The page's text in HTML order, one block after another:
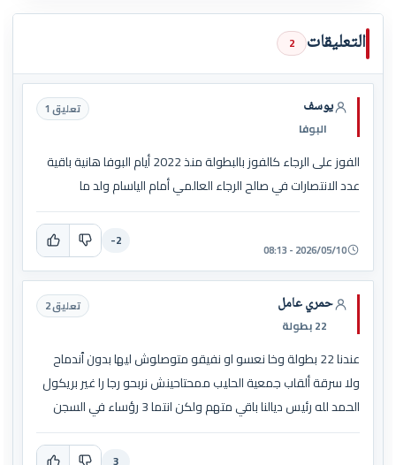
التعليقات 2
يوسف
البوفا
تعليق 1
الفوز على الرجاء كالفوز بالبطولة منذ 2022 أيام البوفا هانية باقية
عدد الانتصارات في صالح الرجاء العالمي أمام الياسام ولد ما
2026/05/10 - 08:13
-2
حمري عامل
22 بطولة
تعليق 2
عندنا 22 بطولة وخا نعسو او نفيقو متوصلوش ليها بدون ٱندماح
ولا سرقة ألقاب جمعية الحليب ممحتاحينش نربحو رجا را غير بريكول
الحمد لله رئيس ديالنا باقي متهم ولكن انتما 3 رؤساء في السجن